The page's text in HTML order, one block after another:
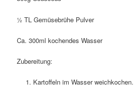
½ TL Gemüsebrühe Pulver
Ca. 300ml kochendes Wasser
Zubereitung:
Kartoffeln im Wasser weichkochen.